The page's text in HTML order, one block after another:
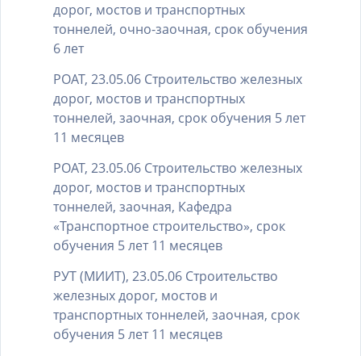
дорог, мостов и транспортных
тоннелей, очно-заочная, срок обучения
6 лет
РОАТ, 23.05.06 Строительство железных
дорог, мостов и транспортных
тоннелей, заочная, срок обучения 5 лет
11 месяцев
РОАТ, 23.05.06 Строительство железных
дорог, мостов и транспортных
тоннелей, заочная, Кафедра
«Транспортное строительство», срок
обучения 5 лет 11 месяцев
РУТ (МИИТ), 23.05.06 Строительство
железных дорог, мостов и
транспортных тоннелей, заочная, срок
обучения 5 лет 11 месяцев